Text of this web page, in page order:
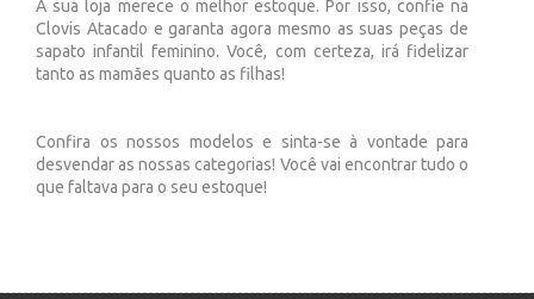
A sua loja merece o melhor estoque. Por isso, confie na
Clovis Atacado e garanta agora mesmo as suas peças de
sapato infantil feminino. Você, com certeza, irá fidelizar
tanto as mamães quanto as filhas!
Confira os nossos modelos e sinta-se à vontade para
desvendar as nossas categorias! Você vai encontrar tudo o
que faltava para o seu estoque!